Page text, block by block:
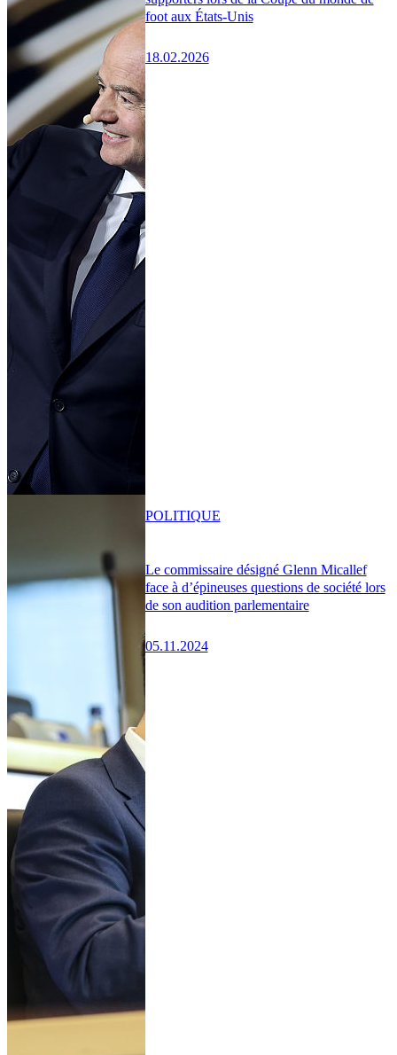
foot aux États-Unis
18.02.2026
Le commissaire désigné Glenn Micallef
face à d’épineuses questions de société lors
de son audition parlementaire
05.11.2024
POLITIQUE